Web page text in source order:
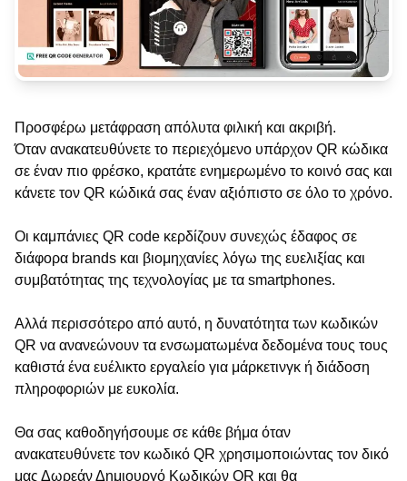
Προσφέρω μετάφραση απόλυτα φιλική και ακριβή.
Όταν ανακατευθύνετε το περιεχόμενο υπάρχον QR κώδικα
σε έναν πιο φρέσκο, κρατάτε ενημερωμένο το κοινό σας και
κάνετε τον QR κώδικά σας έναν αξιόπιστο σε όλο το χρόνο.
Οι καμπάνιες QR code κερδίζουν συνεχώς έδαφος σε
διάφορα brands και βιομηχανίες λόγω της ευελιξίας και
συμβατότητας της τεχνολογίας με τα smartphones.
Αλλά περισσότερο από αυτό, η δυνατότητα των κωδικών
QR να ανανεώνουν τα ενσωματωμένα δεδομένα τους τους
καθιστά ένα ευέλικτο εργαλείο για μάρκετινγκ ή διάδοση
πληροφοριών με ευκολία.
Θα σας καθοδηγήσουμε σε κάθε βήμα όταν
ανακατευθύνετε τον κωδικό QR χρησιμοποιώντας τον δικό
μας Δωρεάν Δημιουργό Κωδικών QR και θα